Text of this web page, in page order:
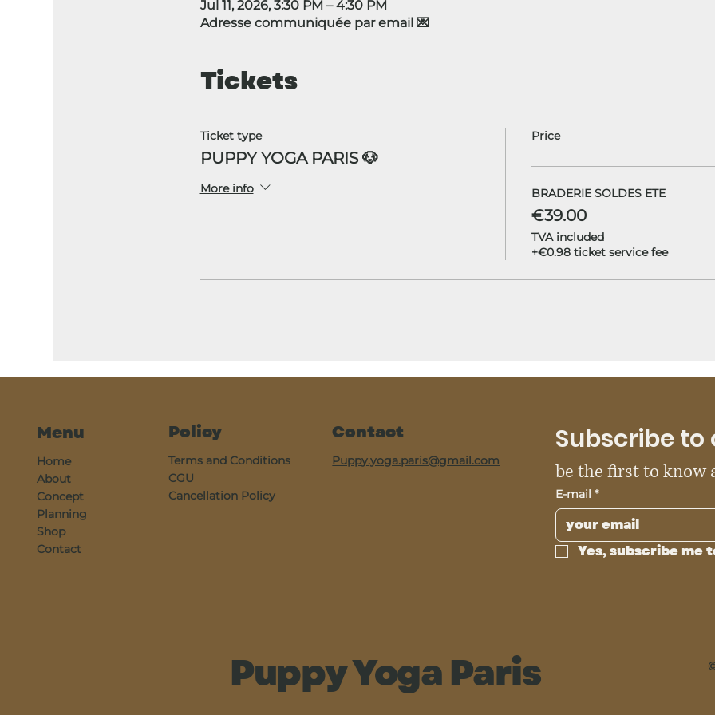
Jul 11, 2026, 3:30 PM – 4:30 PM
Adresse communiquée par email 💌
Tickets
Ticket type
PUPPY YOGA PARIS 🐶
More info
Price
BRADERIE SOLDES ETE
€39.00
TVA included
+€0.98 ticket service fee
Menu
Home
About
Concept
Planning
Shop
Contact
Policy
Terms and Conditions
CGU
Cancellation Policy
Contact
Puppy.yoga.paris@gmail.com
Subscribe
be the first to know
E-mail *
Yes, subscribe me
Puppy Yoga Paris